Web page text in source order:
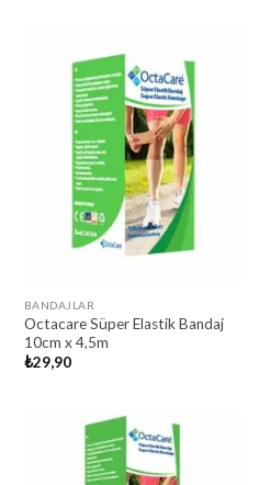
BANDAJLAR
Octacare Süper Elastik Bandaj
10cm x 4,5m
₺29,90